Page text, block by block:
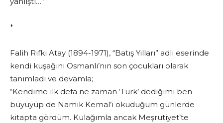
*
Falih Rıfkı Atay (1894-1971), “Batış Yılları” adlı eserinde
kendi kuşağını Osmanlı’nın son çocukları olarak
tanımladı ve devamla;
“Kendime ilk defa ne zaman ‘Türk’ dediğimi ben
büyüyüp de Namık Kemal’i okuduğum günlerde
kitapta gördüm. Kulağımla ancak Meşrutiyet’te